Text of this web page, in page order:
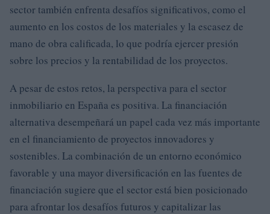
sector también enfrenta desafíos significativos, como el
aumento en los costos de los materiales y la escasez de
mano de obra calificada, lo que podría ejercer presión
sobre los precios y la rentabilidad de los proyectos.
A pesar de estos retos, la perspectiva para el sector
inmobiliario en España es positiva. La financiación
alternativa desempeñará un papel cada vez más importante
en el financiamiento de proyectos innovadores y
sostenibles. La combinación de un entorno económico
favorable y una mayor diversificación en las fuentes de
financiación sugiere que el sector está bien posicionado
para afrontar los desafíos futuros y capitalizar las